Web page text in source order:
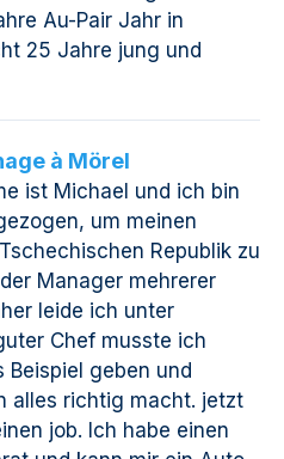
Au-Pair Jahr in
25 Jahre jung und
à Mörel
ist Michael und ich bin
um meinen
Republik zu
Manager mehrerer
leide ich unter
Chef musste ich
Beispiel geben und
alles richtig macht. jetzt
job. Ich habe einen